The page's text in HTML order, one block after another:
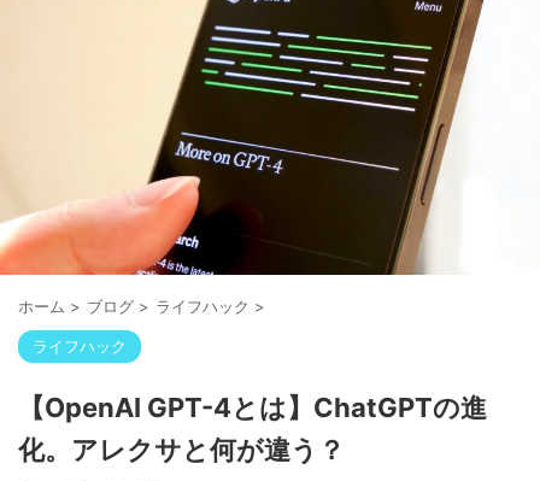
ホーム > ブログ > ライフハック >
ライフハック
【OpenAI GPT-4とは】ChatGPTの進
化。アレクサと何が違う？